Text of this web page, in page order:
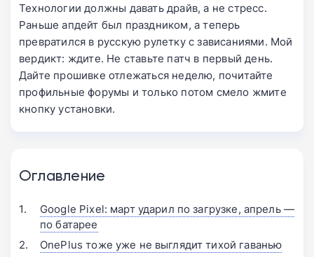
Технологии должны давать драйв, а не стресс.
Раньше апдейт был праздником, а теперь
превратился в русскую рулетку с зависаниями. Мой
вердикт: ждите. Не ставьте патч в первый день.
Дайте прошивке отлежаться неделю, почитайте
профильные форумы и только потом смело жмите
кнопку установки.
Оглавление
Google Pixel: март ударил по загрузке, апрель —
по батарее
OnePlus тоже уже не выглядит тихой гаванью